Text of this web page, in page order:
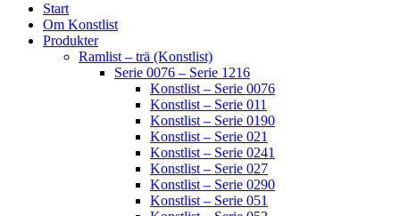
Start
Om Konstlist
Produkter
Ramlist – trä (Konstlist)
Serie 0076 – Serie 1216
Konstlist – Serie 0076
Konstlist – Serie 011
Konstlist – Serie 0190
Konstlist – Serie 021
Konstlist – Serie 0241
Konstlist – Serie 027
Konstlist – Serie 0290
Konstlist – Serie 051